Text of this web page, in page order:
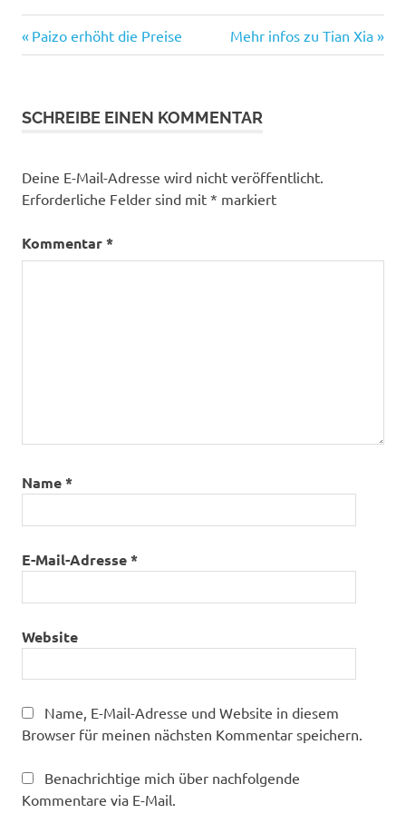
Beitragsnavigation
Vorheriger
Beitrag:
Paizo erhöht die Preise
Nächster
Beitrag:
Mehr infos zu Tian Xia
SCHREIBE EINEN KOMMENTAR
Deine E-Mail-Adresse wird nicht veröffentlicht.
Erforderliche Felder sind mit * markiert
Kommentar*
Name*
E-Mail-Adresse*
Website
Name, E-Mail-Adresse und Website in diesem
Browser für meinen nächsten Kommentar speichern.
Benachrichtige mich über nachfolgende
Kommentare via E-Mail.